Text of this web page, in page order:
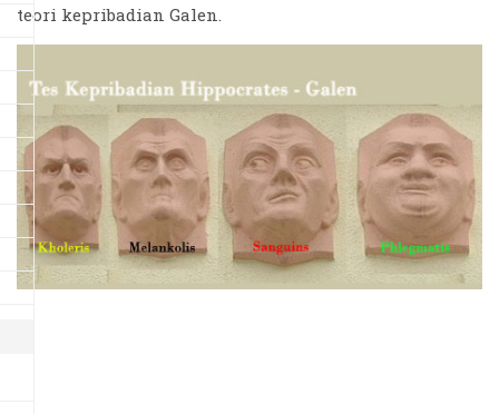
teori kepribadian Galen.